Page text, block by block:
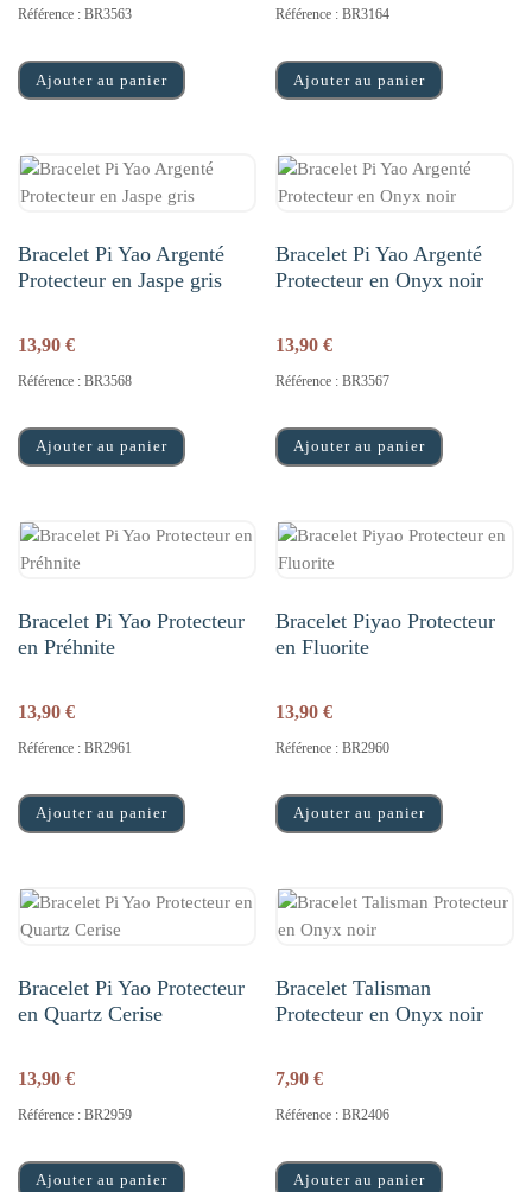
Référence : BR3563
Ajouter au panier
Référence : BR3164
Ajouter au panier
Bracelet Pi Yao Argenté
Protecteur en Jaspe gris
13,90 €
Référence : BR3568
Ajouter au panier
Bracelet Pi Yao Argenté
Protecteur en Onyx noir
13,90€
Référence : BR3567
Ajouter au panier
Bracelet Pi Yao Protecteur
en Préhnite
13,90 €
Référence : BR2961
Ajouter au panier
Bracelet Piyao Protecteur
en Fluorite
13,90€
Référence : BR2960
Ajouter au panier
Bracelet Pi Yao Protecteur
en Quartz Cerise
13,90 €
Référence : BR2959
Ajouter au panier
Bracelet Talisman
Protecteur en Onyx noir
7,90€
Référence : BR2406
Ajouter au panier